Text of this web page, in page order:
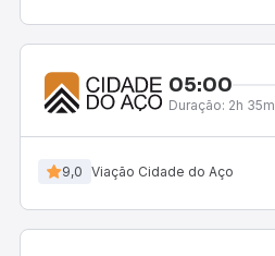
05:00
Duração: 2h 35m
9,0 Viação Cidade do Aço